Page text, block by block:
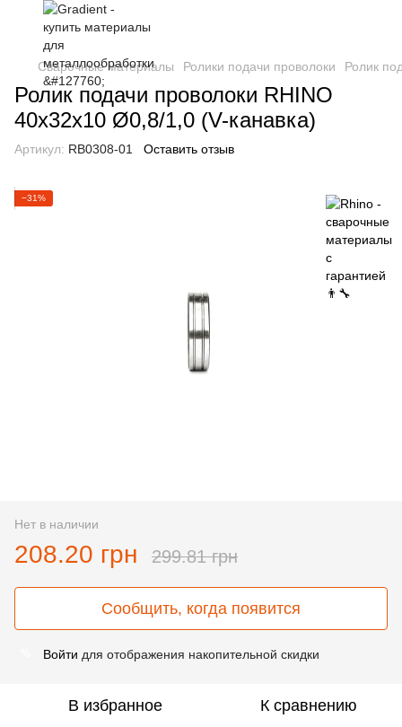
Сварочные материалы Ролики подачи проволоки Ролик
Ролик подачи проволоки RHINO
40х32х10 Ø0,8/1,0 (V-канавка)
Артикул: RB0308-01 Оставить отзыв
−31%
Нет в наличии
208.20 грн 299.81 грн
Сообщить, когда появится
Войти для отображения накопительной скидки
В избранное К сравнению